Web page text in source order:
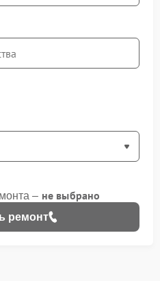
ремонт
– не выбрано